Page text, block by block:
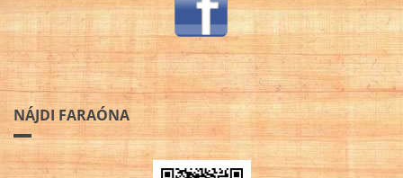
NÁJDI FARAÓNA